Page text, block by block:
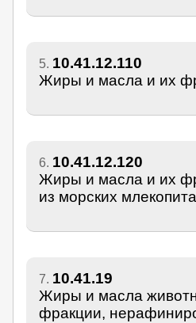
5. 10.41.12.110
Жиры и масла и их
6. 10.41.12.120
Жиры и масла и их
из морских
7. 10.41.19
Жиры и масла
фракции,